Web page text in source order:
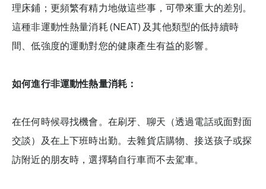
理床鋪；更頻繁有精力地做這些事，可帶來重大的差別。
這種非運動性熱量消耗 (NEAT) 及其他類型的低持續時
間、低強度的運動對您的健康產生有益的影響。
如何進行非運動性熱量消耗：
在任何時候尋找機會。在刷牙、聊天（透過電話或面對面
交談）及在上下班時出勤。去雜貨店購物、接送孩子或探
訪附近的朋友時，選擇騎自行車而不去駕車。